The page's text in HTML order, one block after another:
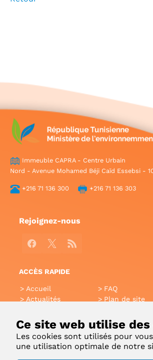
Ce site web utilise des
Les cookies sont utilisés pour
une utilisation optimale de notre
Immeuble CAPRA - Centre Urbain
Nord - Avenue Mohamed Béji Caïd Essebsi -
+216 71 136 300 +216 71 136 303
Rejoignez-nous
Facebook
X RSS
ACCÈS RAPIDE
Accueil
Actualités
Glossaire
Liens utiles
Contact
FAQ
Plan de site
Intranet
Applications